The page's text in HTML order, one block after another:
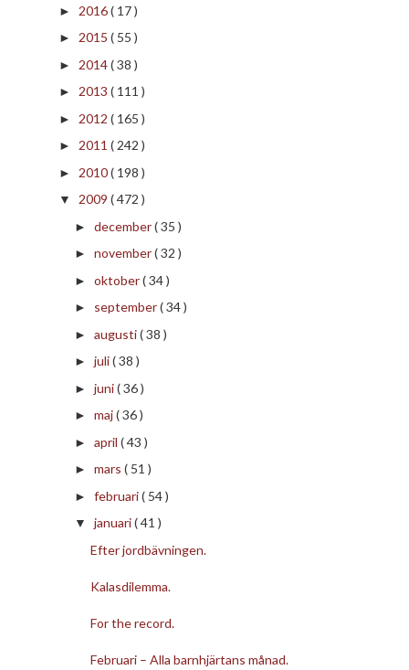
► 2016( 17 )
► 2015 ( 55 )
► 2014( 38 )
► 2013 ( 111 )
► 2012 ( 165 )
► 2011 ( 242 )
► 2010( 198 )
▼ 2009 ( 472 )
► december( 35 )
► november( 32 )
► oktober( 34 )
► september( 34 )
► augusti( 38 )
► juli( 38 )
► juni( 36 )
► maj( 36 )
► april ( 43 )
► mars ( 51 )
► februari( 54 )
▼ januari( 41 )
Efter jordbävningen.
Kalasdilemma.
For the record.
Februari – Alla barnhjärtans månad.